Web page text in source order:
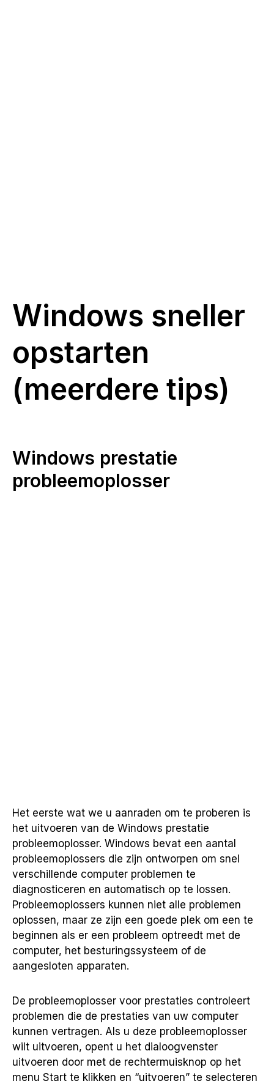
Windows sneller
opstarten
(meerdere tips)
Windows prestatie
probleemoplosser
Het eerste wat we u aanraden om te proberen is
het uitvoeren van de Windows prestatie
probleemoplosser. Windows bevat een aantal
probleemoplossers die zijn ontworpen om snel
verschillende computer problemen te
diagnosticeren en automatisch op te lossen.
Probleemoplossers kunnen niet alle problemen
oplossen, maar ze zijn een goede plek om een te
beginnen als er een probleem optreedt met de
computer, het besturingssysteem of de
aangesloten apparaten.
De probleemoplosser voor prestaties controleert
problemen die de prestaties van uw computer
kunnen vertragen. Als u deze probleemoplosser
wilt uitvoeren, opent u het dialoogvenster
uitvoeren door met de rechtermuisknop op het
menu Start te klikken en “uitvoeren” te selecteren